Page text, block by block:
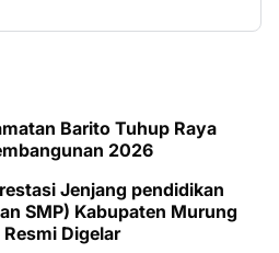
Barito Tuhup Raya
2026
Jenjang pendidikan
SMP) Kabupaten Murung
Digelar